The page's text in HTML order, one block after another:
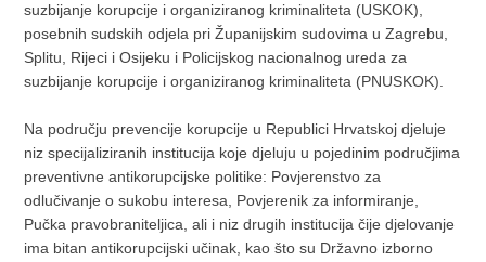
suzbijanje korupcije i organiziranog kriminaliteta (USKOK),
posebnih sudskih odjela pri Županijskim sudovima u Zagrebu,
Splitu, Rijeci i Osijeku i Policijskog nacionalnog ureda za
suzbijanje korupcije i organiziranog kriminaliteta (PNUSKOK).
Na području prevencije korupcije u Republici Hrvatskoj djeluje
niz specijaliziranih institucija koje djeluju u pojedinim područjima
preventivne antikorupcijske politike: Povjerenstvo za
odlučivanje o sukobu interesa, Povjerenik za informiranje,
Pučka pravobraniteljica, ali i niz drugih institucija čije djelovanje
ima bitan antikorupcijski učinak, kao što su Državno izborno